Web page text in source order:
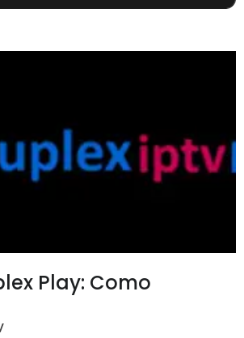
Play: Como